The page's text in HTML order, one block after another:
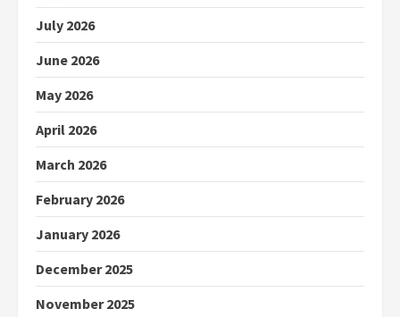
July 2026
June 2026
May 2026
April 2026
March 2026
February 2026
January 2026
December 2025
November 2025